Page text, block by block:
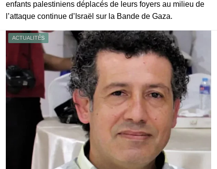
enfants palestiniens déplacés de leurs foyers au milieu de
l’attaque continue d’Israël sur la Bande de Gaza.
ACTUALITÉS